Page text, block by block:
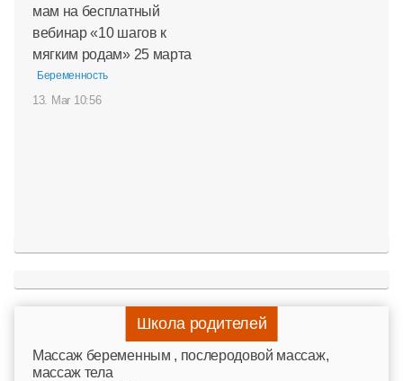
мам на бесплатный
вебинар «10 шагов к
мягким родам» 25 марта
Беременность
13. Mar 10:56
Школа родителей
Mассаж беременным , послеродовой массаж,
массаж тела